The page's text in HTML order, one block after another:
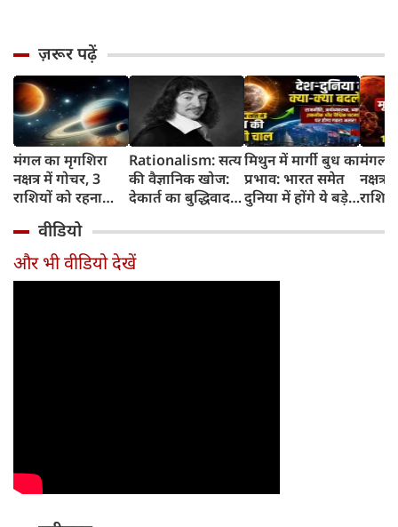
ज़रूर पढ़ें
मंगल का मृगशिरा
नक्षत्र में गोचर, 3
राशियों को रहना
सावधान
Rationalism: सत्य
की वैज्ञानिक खोज:
देकार्त का बुद्धिवाद
का जन्म
मिथुन में मार्गी बुध का
प्रभाव: भारत समेत
दुनिया में होंगे ये बड़े
मंगल
नक्षत्र
किसे
वीडियो
और भी वीडियो देखें